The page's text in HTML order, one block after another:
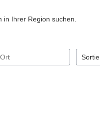
Ihrer Region suchen.
Ort